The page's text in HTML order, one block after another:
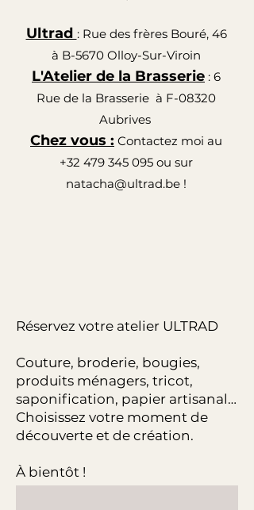
Ultrad : Rue des frères Bouré, 46
à B-5670 Olloy-Sur-Viroin
L'Atelier de la Brasserie : 6
Rue de la Brasserie à F-08320
Aubrives
Chez vous : Contactez moi au
+32 479 345 095 ou sur
natacha@ultrad.be !
Réservez votre atelier ULTRAD
Couture, broderie, bougies,
produits ménagers, tricot,
saponification, papier artisanal…
Choisissez votre moment de
découverte et de création.
À bientôt !